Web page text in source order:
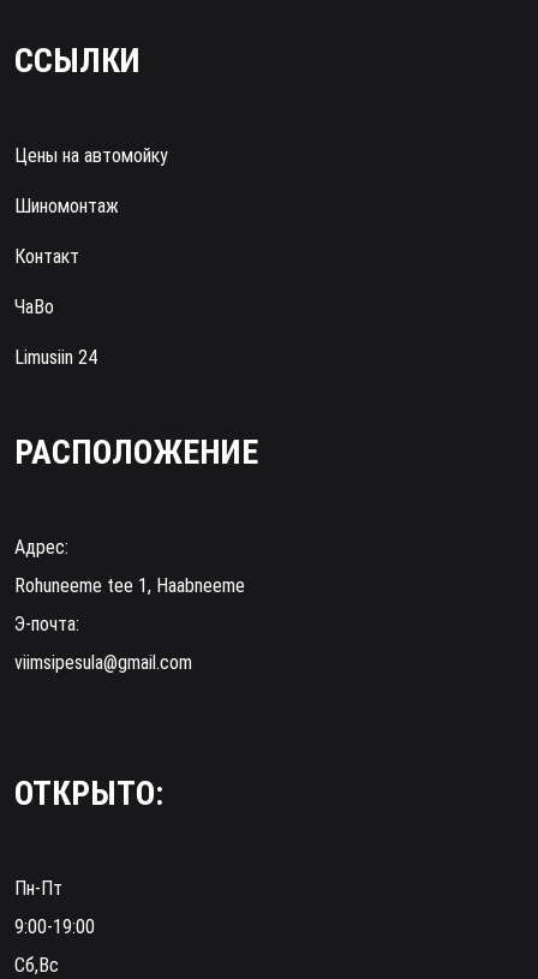
ССЫЛКИ
Цены на автомойку
Шиномонтаж
Контакт
ЧаВо
Limusiin 24
РАСПОЛОЖЕНИЕ
Адрес:
Rohuneeme tee 1, Haabneeme
Э-почта:
viimsipesula@gmail.com
ОТКРЫТО:
Пн-Пт
9:00-19:00
Сб,Вс